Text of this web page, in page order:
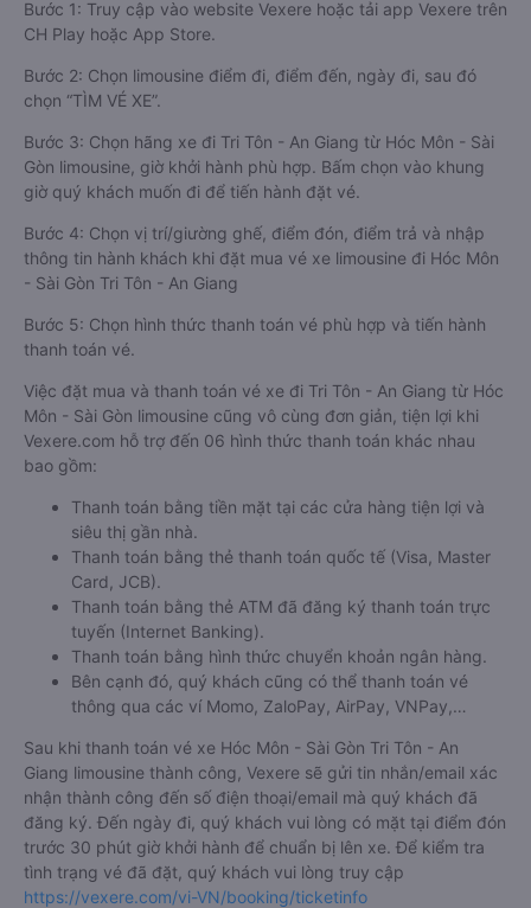
Bước 1: Truy cập vào website Vexere hoặc tải app Vexere trên
CH Play hoặc App Store.
Bước 2: Chọn limousine điểm đi, điểm đến, ngày đi, sau đó
chọn “TÌM VÉ XE”.
Bước 3: Chọn hãng xe đi Tri Tôn - An Giang từ Hóc Môn - Sài
Gòn limousine, giờ khởi hành phù hợp. Bấm chọn vào khung
giờ quý khách muốn đi để tiến hành đặt vé.
Bước 4: Chọn vị trí/giường ghế, điểm đón, điểm trả và nhập
thông tin hành khách khi đặt mua vé xe limousine đi Hóc Môn
- Sài Gòn Tri Tôn - An Giang
Bước 5: Chọn hình thức thanh toán vé phù hợp và tiến hành
thanh toán vé.
Việc đặt mua và thanh toán vé xe đi Tri Tôn - An Giang từ Hóc
Môn - Sài Gòn limousine cũng vô cùng đơn giản, tiện lợi khi
Vexere.com hỗ trợ đến 06 hình thức thanh toán khác nhau
bao gồm:
Thanh toán bằng tiền mặt tại các cửa hàng tiện lợi và
siêu thị gần nhà.
Thanh toán bằng thẻ thanh toán quốc tế (Visa, Master
Card, JCB).
Thanh toán bằng thẻ ATM đã đăng ký thanh toán trực
tuyến (Internet Banking).
Thanh toán bằng hình thức chuyển khoản ngân hàng.
Bên cạnh đó, quý khách cũng có thể thanh toán vé
thông qua các ví Momo, ZaloPay, AirPay, VNPay,…
Sau khi thanh toán vé xe Hóc Môn - Sài Gòn Tri Tôn - An
Giang limousine thành công, Vexere sẽ gửi tin nhắn/email xác
nhận thành công đến số điện thoại/email mà quý khách đã
đăng ký. Đến ngày đi, quý khách vui lòng có mặt tại điểm đón
trước 30 phút giờ khởi hành để chuẩn bị lên xe. Để kiểm tra
tình trạng vé đã đặt, quý khách vui lòng truy cập
https://vexere.com/vi-VN/booking/ticketinfo